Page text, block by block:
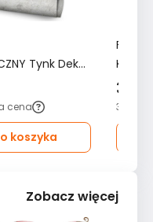
Tynk Dekor
3D Wzór
cena
koszyka
3D do
349,99
Zobacz więcej